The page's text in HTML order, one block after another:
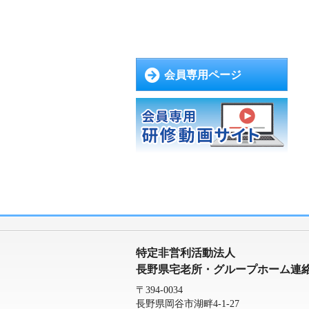
会員専用ページ
特定非営利活動法人
長野県宅老所・グループホーム連
〒394-0034
長野県岡谷市湖畔4-1-27